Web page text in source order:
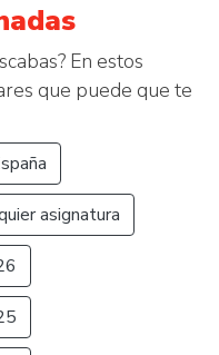
En estos
que puede que te
asignatura